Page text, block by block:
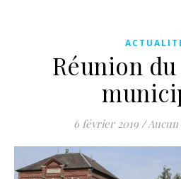
Réunion
6 février 2019 /